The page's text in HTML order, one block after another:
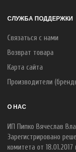
СЛУЖБА ПОДДЕРЖКИ
Связаться с нами
Возврат товара
Карта сайта
Производители
О НАС
ИП Пипко Вячеслав
Зарегистрировано
комитета от